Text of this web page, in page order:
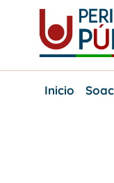
content
Noticias
Inicio